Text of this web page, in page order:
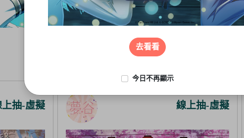
去看看
今日不再顯示
上抽-虛擬 線上抽-虛擬